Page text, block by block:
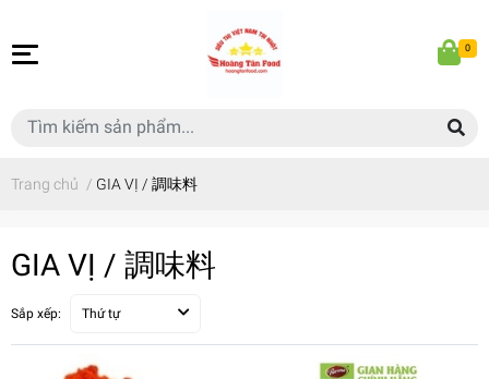
0
Trang chủ / GIA VỊ / 調味料
GIA VỊ / 調味料
Sắp xếp: Thứ tự